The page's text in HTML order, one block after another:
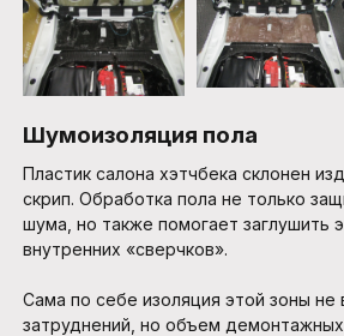
Шумоизоляция пола
Пластик салона хэтчбека склонен
скрип. Обработка пола не только
шума, но также помогает заглушить
внутренних «сверчков».
Сама по себе изоляция этой зоны не
затруднений, но объем